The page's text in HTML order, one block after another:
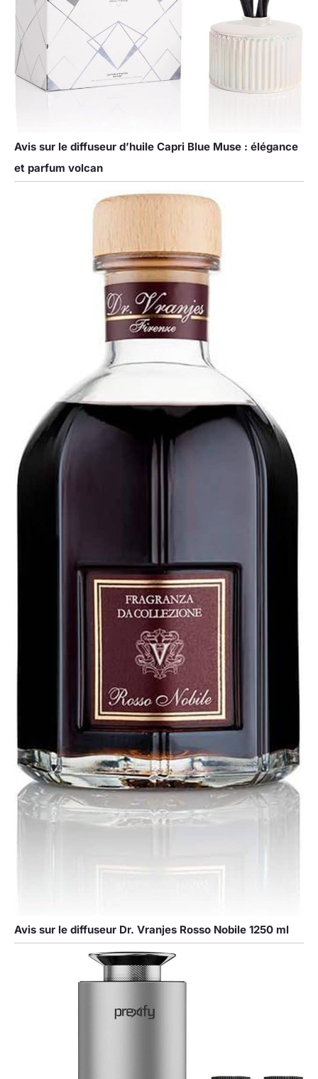
Avis sur le diffuseur d’huile Capri Blue Muse : élégance
et parfum volcan
Avis sur le diffuseur Dr. Vranjes Rosso Nobile 1250 ml